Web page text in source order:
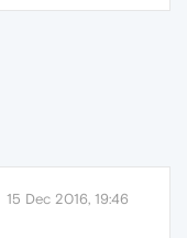
15 Dec 2016, 19:46